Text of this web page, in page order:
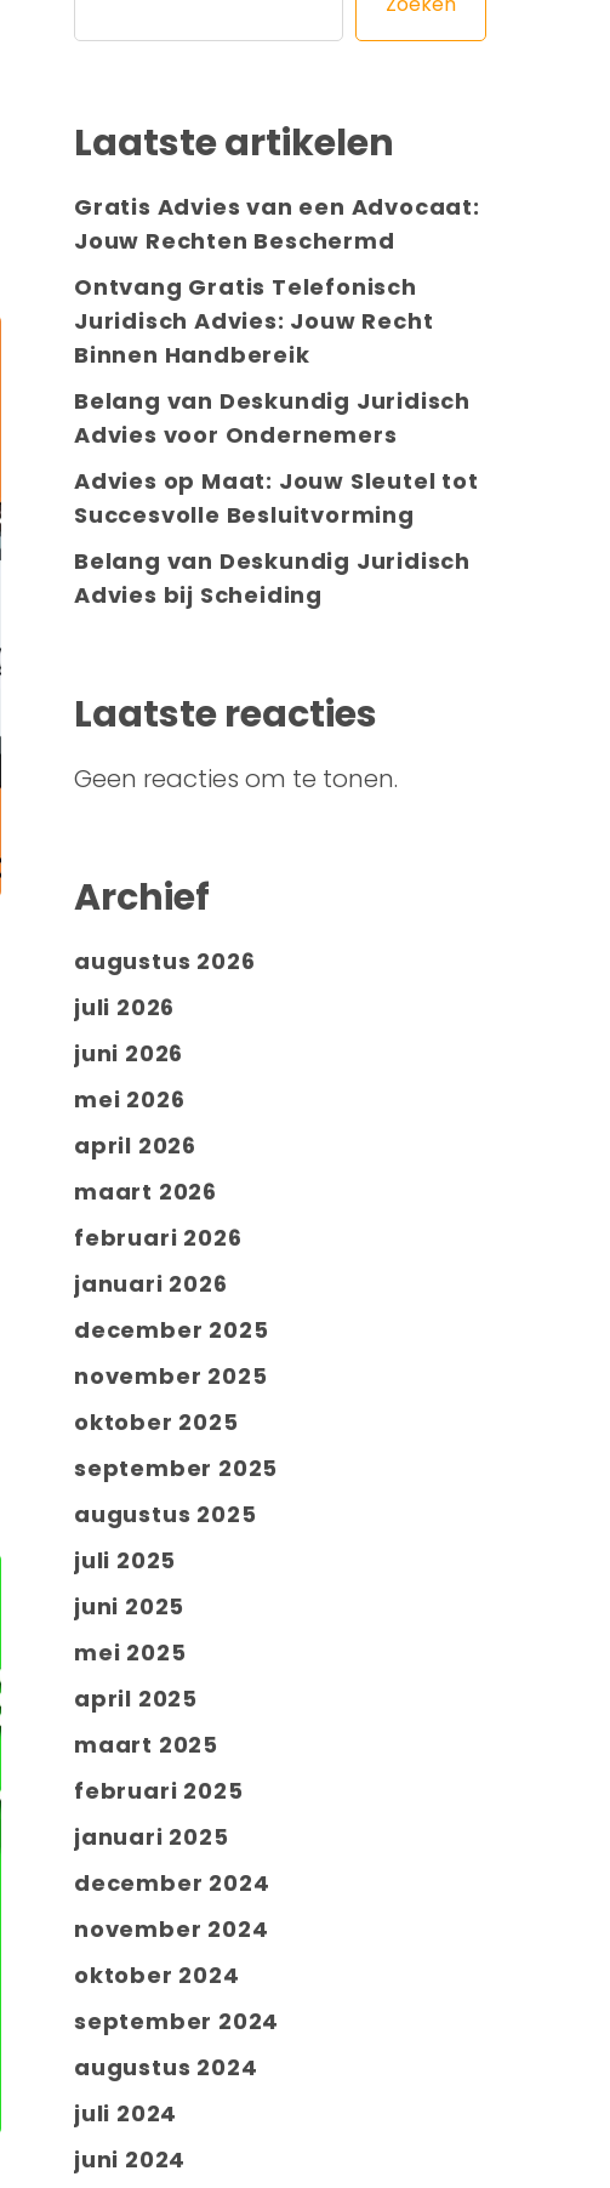
Laatste artikelen
Gratis Advies van een Advocaat:
Jouw Rechten Beschermd
Ontvang Gratis Telefonisch
Juridisch Advies: Jouw Recht
Binnen Handbereik
Belang van Deskundig Juridisch
Advies voor Ondernemers
Advies op Maat: Jouw Sleutel tot
Succesvolle Besluitvorming
Belang van Deskundig Juridisch
Advies bij Scheiding
Laatste reacties
Geen reacties om te tonen.
Archief
augustus 2026
juli 2026
juni 2026
mei 2026
april 2026
maart 2026
februari 2026
januari 2026
december 2025
november 2025
oktober 2025
september 2025
augustus 2025
juli 2025
juni 2025
mei 2025
april 2025
maart 2025
februari 2025
januari 2025
december 2024
november 2024
oktober 2024
september 2024
augustus 2024
juli 2024
juni 2024